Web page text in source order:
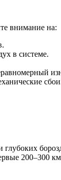
внимание на:
в системе.
200–300